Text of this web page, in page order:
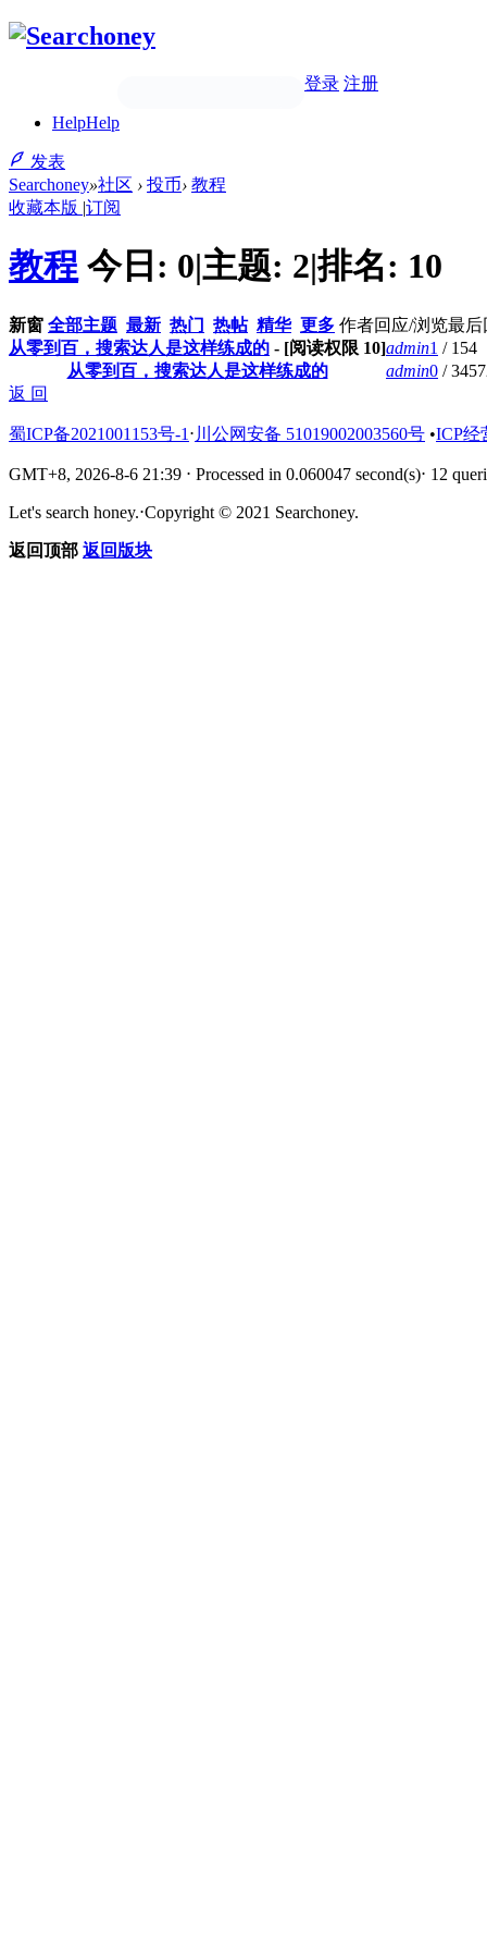
登录 注册
HelpHelp
发表
Searchoney»社区 › 投币› 教程
收藏本版 |订阅
教程 今日: 0|主题: 2|排名: 10
新窗 全部主题 最新 热门 热帖 精华 更多 作者回应/浏览最后
从零到百，搜索达人是这样练成的 - [阅读权限 10]admin1 / 154
从零到百，搜索达人是这样练成的
admin0 /
返 回
蜀ICP备2021001153号-1 ⋅ 川公网安备 51019002003560号 •ICP经
GMT+8, 2026-8-6 21:39 ⋅ Processed in 0.060047 second(s)⋅ 12
Let's search honey.⋅Copyright © 2021 Searchoney.
返回顶部 返回版块